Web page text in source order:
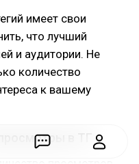
имеет свои
что лучший
и аудитории. Не
количество
к вашему
в ТГ